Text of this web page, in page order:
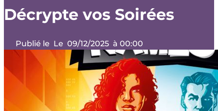
Décrypte vos Soirées
Publié le Le 09/12/2025 à 00:00